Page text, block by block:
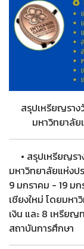
สรุปเหรียญราง
มหาวิทยาลัย
• สรุปเหรียญรา
มหาวิทยาลัยแห่งป
9 มกราคม - 19 ม
เชียงใหม่ โดยมห
เงิน และ 8 เหรีย
สถาบันการศึกษา